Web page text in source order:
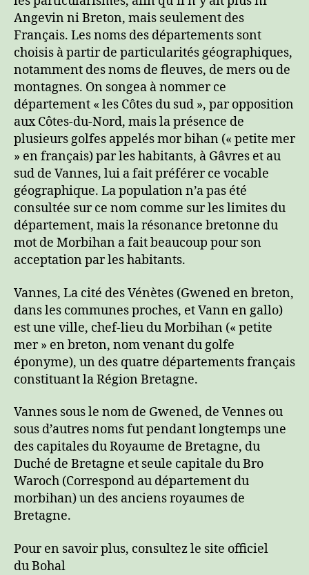
Angevin ni Breton, mais seulement des
Français. Les noms des départements sont
choisis à partir de particularités géographiques,
notamment des noms de fleuves, de mers ou de
montagnes. On songea à nommer ce
département « les Côtes du sud », par opposition
aux Côtes-du-Nord, mais la présence de
plusieurs golfes appelés mor bihan (« petite mer
» en français) par les habitants, à Gâvres et au
sud de Vannes, lui a fait préférer ce vocable
géographique. La population n’a pas été
consultée sur ce nom comme sur les limites du
département, mais la résonance bretonne du
mot de Morbihan a fait beaucoup pour son
acceptation par les habitants.
Vannes, La cité des Vénètes (Gwened en breton,
dans les communes proches, et Vann en gallo)
est une ville, chef-lieu du Morbihan (« petite
mer » en breton, nom venant du golfe
éponyme), un des quatre départements français
constituant la Région Bretagne.
Vannes sous le nom de Gwened, de Vennes ou
sous d’autres noms fut pendant longtemps une
des capitales du Royaume de Bretagne, du
Duché de Bretagne et seule capitale du Bro
Waroch (Correspond au département du
morbihan) un des anciens royaumes de
Bretagne.
Pour en savoir plus, consultez le site officiel
du Bohal